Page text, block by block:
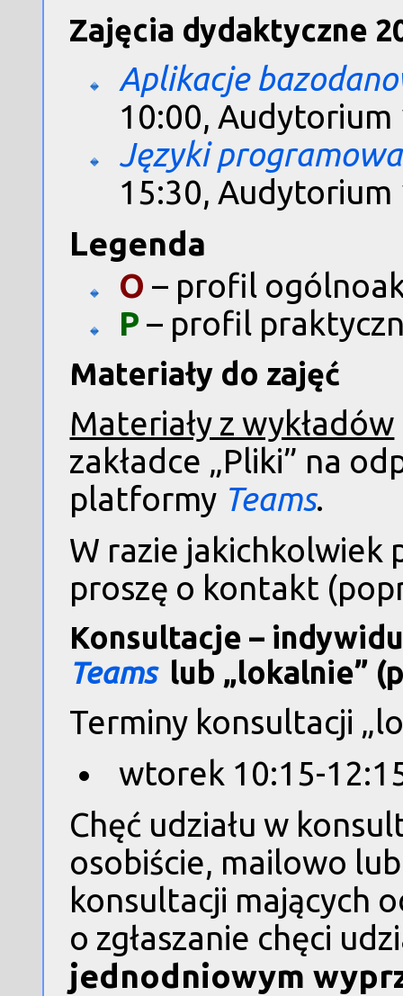
Zajęcia dydaktyczne
Aplikacje
10:00, Audytorium
Języki
15:30, Audytorium
Legenda
O – profil
P – profil
Materiały do zajęć
Materiały z wykładów
zakładce „Pliki” na
platformy Teams.
W razie jakichkolwiek
proszę o kontakt
Konsultacje –
Teams lub „lokalnie”
Terminy konsultacji
wtorek 10:15-
Chęć udziału w
osobiście, mailowo
konsultacji mających
o zgłaszanie chęci
jednodniowym